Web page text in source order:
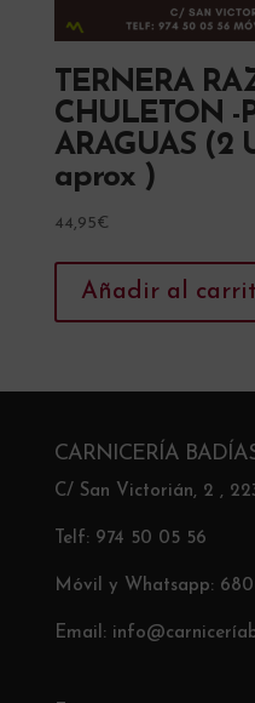
TERNERA
CHULETON -
ARAGUAS (2
aprox )
44,95€
Añadir al
CARNICERÍA
C/ San Victorián, 2 ,
Telf: 974 50 05 56
Móvil y Whatsapp:
Email: